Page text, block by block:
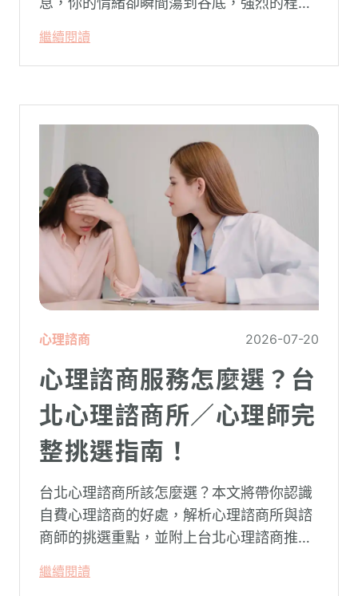
怪：「事情真的有這麼嚴重嗎？」
繼續閱讀
心理諮商 2026-07-20
心理諮商服務怎麼選？台
北心理諮商所／心理師完
整挑選指南！
台北心理諮商所該怎麼選？本文將帶你認識
自費心理諮商的好處，解析心理諮商所與諮
商師的挑選重點，並附上台北心理諮商推薦
理，陪你面對情緒困擾找回生活步調。
繼續閱讀